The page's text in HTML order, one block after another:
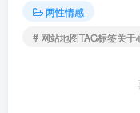
两性情感
# 网站地图TAG标签关于